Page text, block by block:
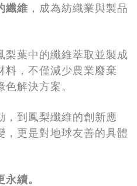
纖維 ，成為紡織業與製品
梨葉中的纖維萃取並製成
料，不僅減少農業廢棄
解決方案。
，到鳳梨纖維的創新應
，更是對地球友善的具體
永續。